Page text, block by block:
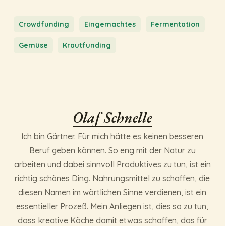
Crowdfunding Eingemachtes Fermentation
Gemüse Krautfunding
Olaf Schnelle
Ich bin Gärtner. Für mich hätte es keinen besseren
Beruf geben können. So eng mit der Natur zu
arbeiten und dabei sinnvoll Produktives zu tun, ist ein
richtig schönes Ding. Nahrungsmittel zu schaffen, die
diesen Namen im wörtlichen Sinne verdienen, ist ein
essentieller Prozeß. Mein Anliegen ist, dies so zu tun,
dass kreative Köche damit etwas schaffen, das für